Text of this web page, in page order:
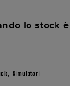
lo stock
, Simulatori